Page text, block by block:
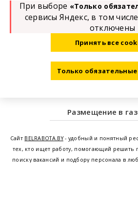
Размещение в
Сайт BELRABOTA.BY- удобный и понятный
тех, кто ищет работу, помогающий решить
поиску вакансий и подбору персонала в
При выборе «Только
сервисы Яндекс, в том
отключены
Принять все
Только